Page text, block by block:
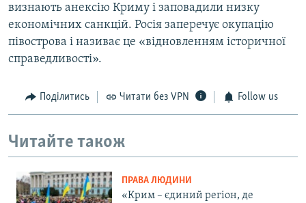
визнають анексію Криму і заповадили низку
економічних санкцій. Росія заперечує окупацію
півострова і називає це «відновленням історичної
справедливості».
Поділитись Читати без VPN Follow us
Читайте також
ПРАВА ЛЮДИНИ
«Крим – єдиний регіон, де